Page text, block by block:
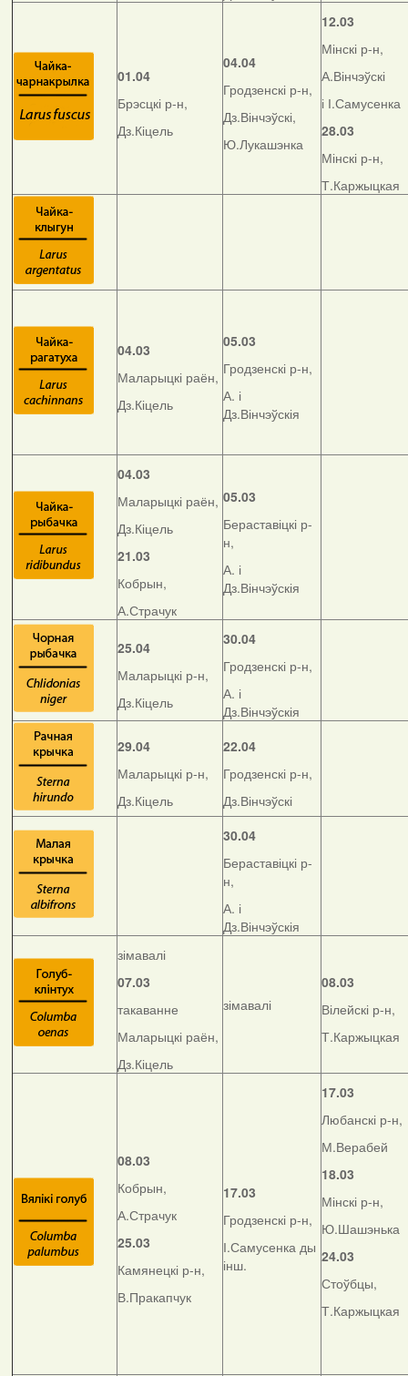
01.04
Брэсцкі р-н,
Дз.Кіцель
04.04
Гродзенскі р-н,
Дз.Вінчэўскі,
Ю.Лукашэнка
12.03
Мінскі р-н,
А.Вінчэўскі
і І.Самусенка
28.03
Мінскі р-н,
Т.Каржыцкая
04.03
Маларыцкі раён,
Дз.Кіцель
05.03
Гродзенскі р-н,
А. і
Дз.Вінчэўскія
04.03
Маларыцкі раён,
Дз.Кіцель
21.03
Кобрын,
А.Страчук
05.03
Бераставіцкі р-
н,
А. і
Дз.Вінчэўскія
25.04
Маларыцкі р-н,
Дз.Кіцель
30.04
Гродзенскі р-н,
А. і
Дз.Вінчэўскія
29.04
Маларыцкі р-н,
Дз.Кіцель
22.04
Гродзенскі р-н,
Дз.Вінчэўскі
30.04
Бераставіцкі р-
н,
А. і
Дз.Вінчэўскія
зімавалі
07.03
такаванне
Маларыцкі раён,
Дз.Кіцель
зімавалі
08.03
Вілейскі р-н,
Т.Каржыцкая
08.03
Кобрын,
А.Страчук
25.03
Камянецкі р-н,
В.Пракапчук
17.03
Гродзенскі р-н,
І.Самусенка ды
інш.
17.03
Любанскі р-н,
М.Верабей
18.03
Мінскі р-н,
Ю.Шашэнька
24.03
Стоўбцы,
Т.Каржыцкая